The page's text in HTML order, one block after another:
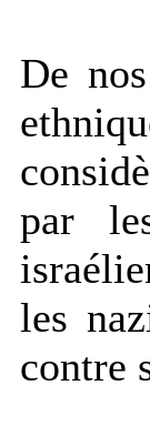
De
par
les
contre